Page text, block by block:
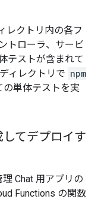
レクトリ内の各フ
トローラ、サービ
テストが含まれて
ィレクトリで npm
の単体テストを実
てデプロイす
Chat 用アプリの
Functions の関数